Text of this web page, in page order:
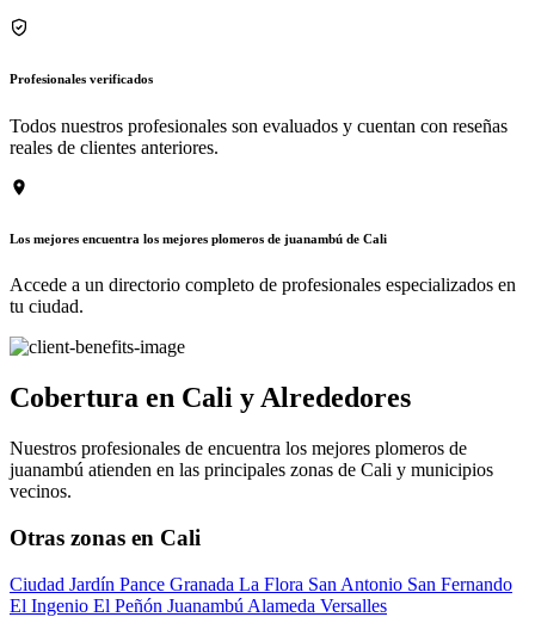
Profesionales verificados
Todos nuestros profesionales son evaluados y cuentan con reseñas
reales de clientes anteriores.
Los mejores encuentra los mejores plomeros de juanambú de Cali
Accede a un directorio completo de profesionales especializados en
tu ciudad.
Cobertura en Cali y Alrededores
Nuestros profesionales de encuentra los mejores plomeros de
juanambú atienden en las principales zonas de Cali y municipios
vecinos.
Otras zonas en Cali
Ciudad Jardín Pance Granada La Flora San Antonio San Fernando
El Ingenio El Peñón Juanambú Alameda Versalles